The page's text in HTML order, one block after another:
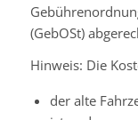
(GebOSt)
Hinweis: Die
der alte